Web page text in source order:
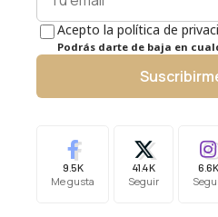
Acepto la política de
Podrás darte de baja en
9.5K
Me gusta
41.4K
Seguir
6.6K